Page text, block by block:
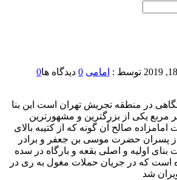
توسط : امامی 0 دیدگاه ها0
در منطقه تجریش تهران است این بنا
یکی از بزرگترین و مشهورترین
امامزاده صالح آن گونه که از کتیبه بالای
پسران حضرت موسی بن جعفر و برادر
اولیه و اصلی بقعه و بارگاه در سده
است كه در جریان حملات مغول به ری در